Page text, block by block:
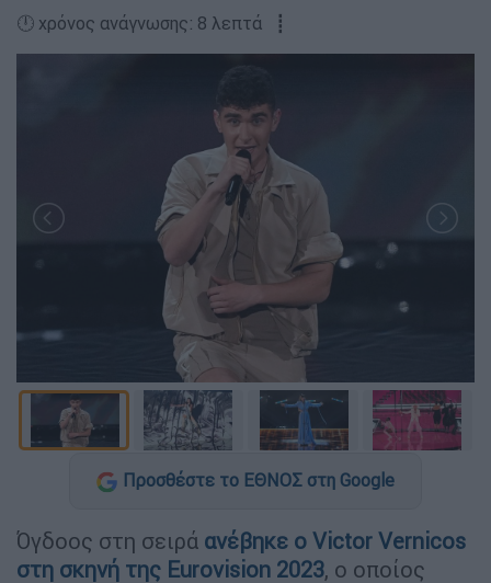
🕛 χρόνος ανάγνωσης: 8 λεπτά ┋
Προσθέστε το ΕΘΝΟΣ στη Google
Όγδοος στη σειρά ανέβηκε ο Victor Vernicos
στη σκηνή της Eurovision 2023, ο οποίος